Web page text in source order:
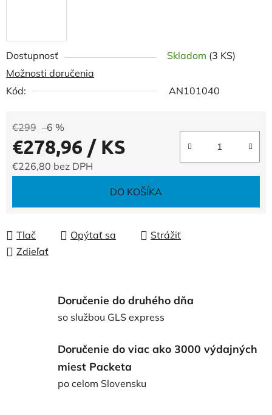
Dostupnosť Skladom (3 KS)
Možnosti doručenia
Kód:
AN101040
€299 –6 %
€278,96 / KS
€226,80 bez DPH
DO KOŠÍKA
Tlač Opýtať sa
Strážiť
Zdieľať
Doručenie do druhého dňa
so službou GLS express
Doručenie do viac ako 3000 výdajných
miest Packeta
po celom Slovensku